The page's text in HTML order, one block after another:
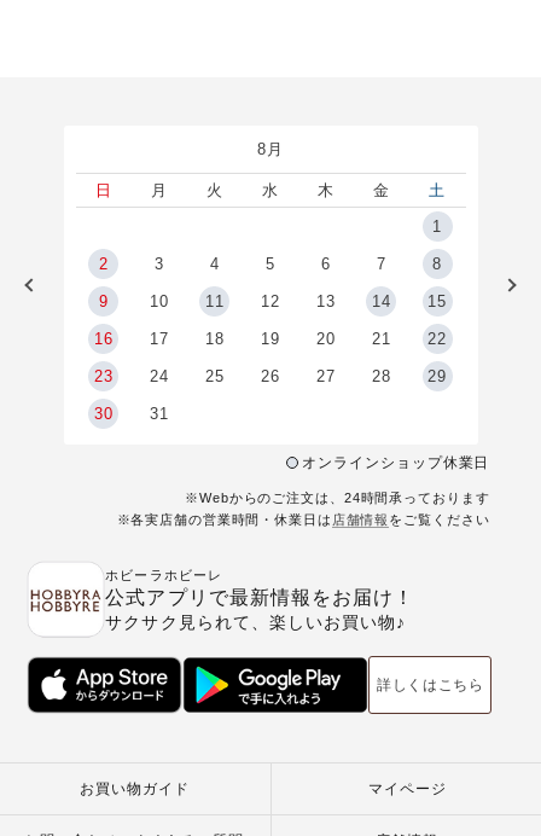
8月
日 月 火 水 木 金
土
1
2 3 4 5 6 7 8
9 10 11 12 13 14 15
16 17 18 19 20 21 22
23 24 25 26 27 28 29
30 31
オンラインショップ休業日
※Webからのご注文は、24時間承っております
※各実店舗の営業時間・休業日は 店舗情報 をご覧ください
ホビーラホビーレ
公式アプリで最新情報をお届け！
サクサク見られて、楽しいお買い物♪
詳しくはこちら
お買い物ガイド マイページ